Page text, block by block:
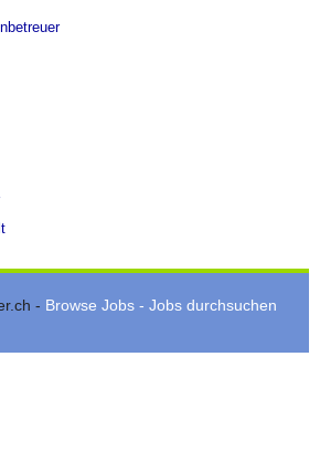
- Browse Jobs - Jobs durchsuchen